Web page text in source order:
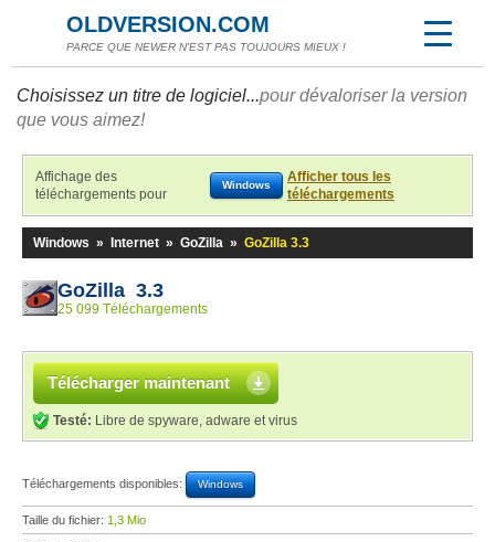
OLDVERSION.COM
PARCE QUE NEWER N'EST PAS TOUJOURS MIEUX !
Choisissez un titre de logiciel...pour dévaloriser la version
que vous aimez!
Affichage des
téléchargements pour
Windows
Afficher tous les
téléchargements
Windows » Internet » GoZilla » GoZilla 3.3
GoZilla 3.3
25 099 Téléchargements
Télécharger maintenant
Testé: Libre de spyware, adware et virus
Téléchargements disponibles: Windows
Taille du fichier: 1,3 Mio